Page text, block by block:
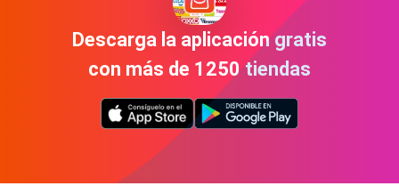
Descarga la aplicación gratis
con más de 1250 tiendas